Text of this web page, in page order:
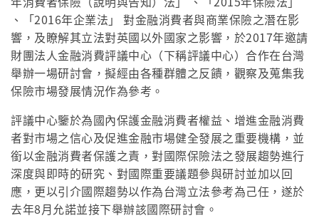
、「2016年企業法」 對金融消費者與商業保險之潛在影
響，及瞭解其立法對英國以外國家之影響，於2017年邀請
財團法人金融消費評議中心（下稱評議中心）合作在台灣
舉辦一場研討會，擬經由各種群體之反饋，觀察及蒐集我
保險市場發展情況作為參考。
評議中心鑒於為國內保護金融消費者權益、增進金融消費
者對市場之信心及促進金融市場健全發展之重要機構，並
銜以金融消費者保護之責，對國際保險法之發展趨勢進行
深度與即時的研究、對國際重要議題參與研討並加以回
應，更以引介國際趨勢以作為台灣立法參考為己任，遂於
去年8月允諾並接下舉辦該國際研討會。